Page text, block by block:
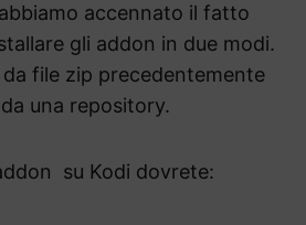
accennato il fatto
gli addon in due modi.
file zip precedentemente
una repository.
su Kodi dovrete: